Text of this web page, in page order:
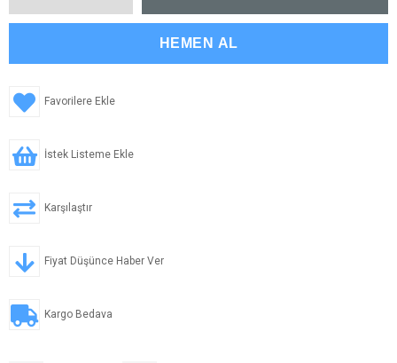
Favorilere Ekle
İstek Listeme Ekle
Karşılaştır
Fiyat Düşünce Haber Ver
Kargo Bedava